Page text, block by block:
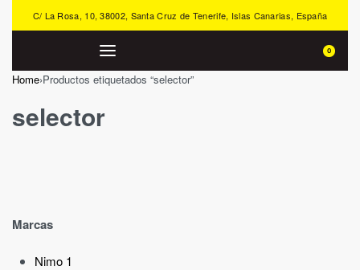
C/ La Rosa, 10, 38002, Santa Cruz de Tenerife, Islas Canarias, España
0
Home›Productos etiquetados “selector”
selector
Marcas
Nimo 1